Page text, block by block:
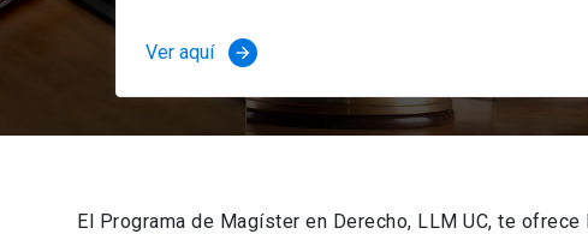
Ver aquí arrow_forward
El Programa de Magíster en Derecho, LLM UC, te